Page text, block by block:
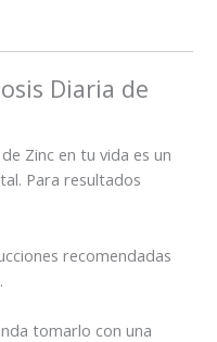
Diaria de
Zinc en tu vida es un
Para resultados
recomendadas
tomarlo con una